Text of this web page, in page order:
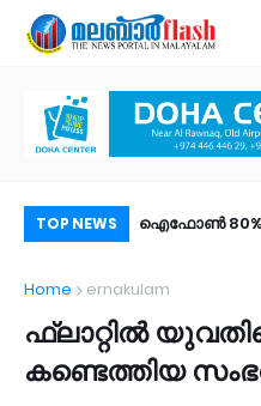
TOP NEWS
ഫോൺ
പേർ!
ഐഫോൺ 80%
എങ്ങനെ
Home
ernakulam
ഫ്ലാറ്റിൽ
കണ്ടെത്തിയ